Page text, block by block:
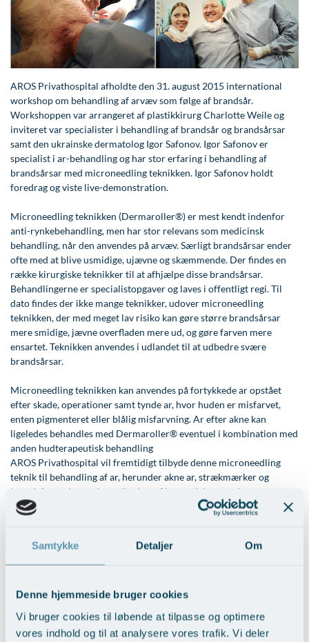
Samtykke Detaljer Om
Denne hjemmeside bruger cookies
Vi bruger cookies til løbende at tilpasse og optimere
vores indhold og til at analysere vores trafik. Vi deler
Lunge-astma-allergi
Mave-tarm kirurgi
Menopause- og hormonterapi
Neurologi (hjerne-nervesygdomme)
Onkologi (kræftsygdomme)
Plastikkirurgi (rekonstruktiv)
Reumatologi (gigtsygdomme)
Svedproblemer
Søvn
Thoraxkirurgi (slipping rib)
Ultralydsscanning
Urologi (Urinvejssygdomme)
Øre-næse-hals
Ar og strækmærker
Uønsket hårvækst
Hårtab
Aldersprægede håndrygge
Kropsforyngelse og opstramning
Intim konturering/foryngelse
Mandlig genitalområde - forskønnelse
Kosmetisk Plastikkirurgi
Kæbekirurgi
Skræddersyede dropbehandlinger
Før / efter billeder
Modelopskrivning
Plasmaprodukter i æstetisk, kosmetisk og anti-
aging medicin
Prisliste
Skriv dig op
Udskrivelse
Kontakt os & Find vej
Kvalitet og patienttilfredshed
Nyttige links
Parkering og opladning på AROS Privathospital
Persondatapolitik på AROS
Rygepolitik
Samarbejde mellem specialer
Sengestuer
Standardbetingelser for privatbetalte
operationer
Ventetid i det offentlige - Frit sygehusvalg
Vores mål
AROS Privathospital afholdte den 31. august 2015 international
workshop om behandling af arvæv som følge af brandsår.
Workshoppen var arrangeret af plastikkirurg Charlotte Weile og
inviteret var specialister i behandling af brandsår og brandsårsar
samt den ukrainske dermatolog Igor Safonov. Igor Safonov er
specialist i ar-behandling og har stor erfaring i behandling af
brandsårsar med microneedling teknikken. Igor Safonov holdt
foredrag og viste live-demonstration.
Microneedling teknikken (Dermaroller®) er mest kendt indenfor
anti-rynkebehandling, men har stor relevans som medicinsk
behandling, når den anvendes på arvæv. Særligt brandsårsar ender
ofte med at blive usmidige, ujævne og skæmmende. Der findes en
række kirurgiske teknikker til at afhjælpe disse brandsårsar.
Behandlingerne er specialistopgaver og laves i offentligt regi. Til
dato findes der ikke mange teknikker, udover microneedling
teknikken, der med meget lav risiko kan gøre større brandsårsar
mere smidige, jævne overfladen mere ud, og gøre farven mere
ensartet. Teknikken anvendes i udlandet til at udbedre svære
brandsårsar.
Microneedling teknikken kan anvendes på fortykkede ar opstået
efter skade, operationer samt tynde ar, hvor huden er misfarvet,
enten pigmenteret eller blålig misfarvning. Ar efter akne kan
ligeledes behandles med Dermaroller® eventuel i kombination med
anden hudterapeutisk behandling
AROS Privathospital vil fremtidigt tilbyde denne microneedling
teknik til behandling af ar, herunder akne ar, strækmærker og
brandsårsar, der ønskes udbedret af kosmetiske grunde.
Tak til Yen Treshow fra Cosmed Company ApS, distributør af
Dermaroller® GmbH, Tyskland.
Dermaroller® for at forbedre smidighed og udjævne arrene.)
Tilbage til Nyheder